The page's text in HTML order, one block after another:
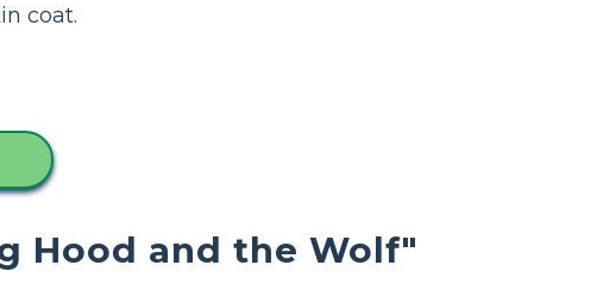
coat.
Hood and the Wolf"